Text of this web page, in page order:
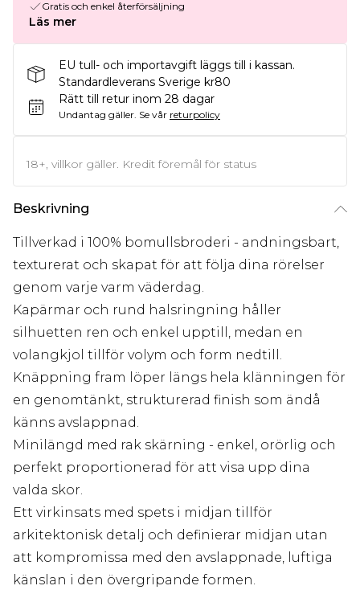
Gratis och enkel återförsäljning
Läs mer
EU tull- och importavgift läggs till i kassan.
Standardleverans Sverige kr80
Rätt till retur inom 28 dagar
Undantag gäller. Se vår returpolicy
18+, villkor gäller. Kredit föremål för status
Beskrivning
Tillverkad i 100% bomullsbroderi - andningsbart,
texturerat och skapat för att följa dina rörelser
genom varje varm väderdag.
Kapärmar och rund halsringning håller
silhuetten ren och enkel upptill, medan en
volangkjol tillför volym och form nedtill.
Knäppning fram löper längs hela klänningen för
en genomtänkt, strukturerad finish som ändå
känns avslappnad.
Minilängd med rak skärning - enkel, orörlig och
perfekt proportionerad för att visa upp dina
valda skor.
Ett virkinsats med spets i midjan tillför
arkitektonisk detalj och definierar midjan utan
att kompromissa med den avslappnade, luftiga
känslan i den övergripande formen.